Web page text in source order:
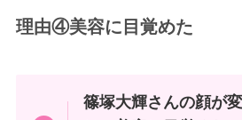
理由④美容に目覚めた
篠塚大輝さんの顔が